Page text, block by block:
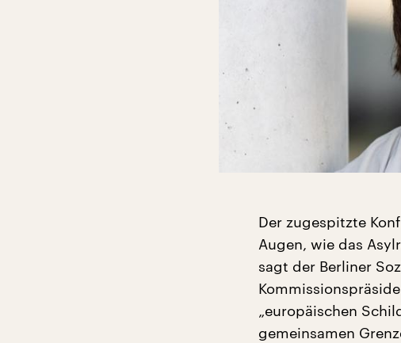
Der zugespitzte
Augen, wie das
sagt der Berliner
„europäischen
gemeinsamen